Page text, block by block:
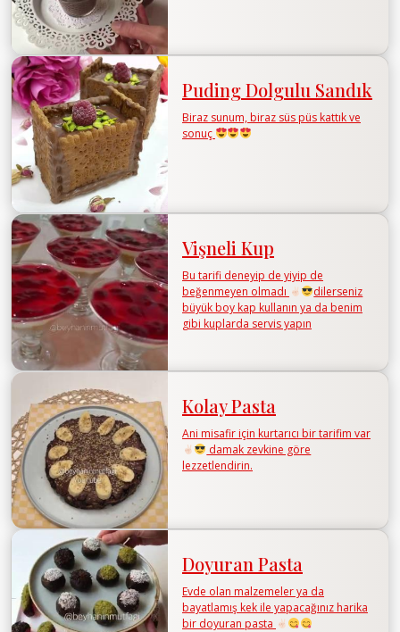
Puding Dolgulu Sandık
Biraz sunum, biraz süs püs kattık ve
sonuç
Vişneli Kup
Bu tarifi deneyip de yiyip de
beğenmeyen olmadı
dilerseniz
büyük boy kap kullanın ya da benim
gibi kuplarda servis yapın
Kolay Pasta
Ani misafir için kurtarıcı bir tarifim var
damak zevkine göre
lezzetlendirin.
Doyuran Pasta
Evde olan malzemeler ya da
bayatlamış kek ile yapacağınız harika
bir doyuran pasta